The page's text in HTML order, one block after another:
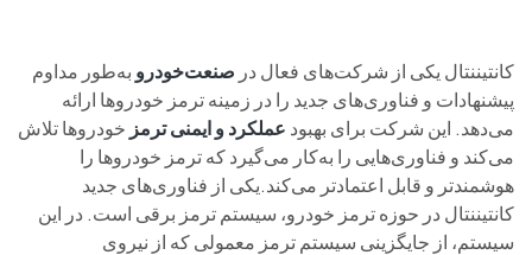
کانتیننتال یکی از شرکت‌های فعال در صنعت‌خودرو به‌طور مداوم
پیشنهادات و فناوری‌های جدید را در زمینه ترمز خودروها ارائه
می‌دهد. این شرکت برای بهبود عملکرد و ایمنی ترمز خودروها تلاش
می‌کند و فناوری‌هایی را به‌کار می‌گیرد که ترمز خودروها را
هوشمندتر و قابل اعتمادتر می‌کند.یکی از فناوری‌های جدید
کانتیننتال در حوزه ترمز خودرو، سیستم ترمز برقی است. در این
سیستم، از جایگزینی سیستم ترمز معمولی که از نیروی